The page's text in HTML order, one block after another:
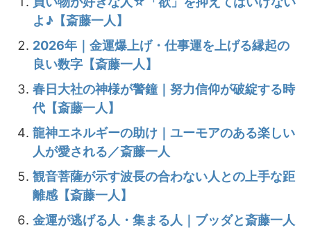
よ♪【斎藤一人】
2026年｜金運爆上げ・仕事運を上げる縁起の
良い数字【斎藤一人】
春日大社の神様が警鐘｜努力信仰が破綻する時
代【斎藤一人】
龍神エネルギーの助け｜ユーモアのある楽しい
人が愛される／斎藤一人
観音菩薩が示す波長の合わない人との上手な距
離感【斎藤一人】
金運が逃げる人・集まる人｜ブッダと斎藤一人